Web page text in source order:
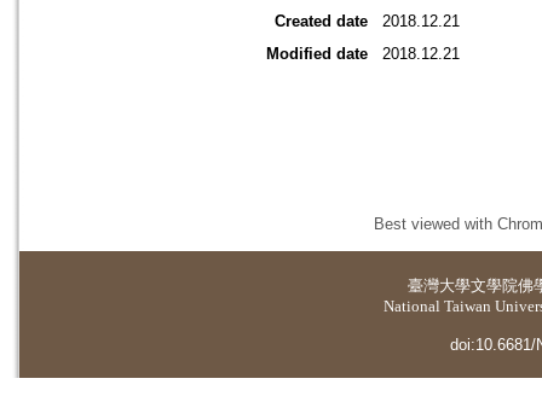
Created date
2018.12.21
Modified date
2018.12.21
Best viewed with
臺灣大學文學院佛
National Taiwan
doi:10.6681/